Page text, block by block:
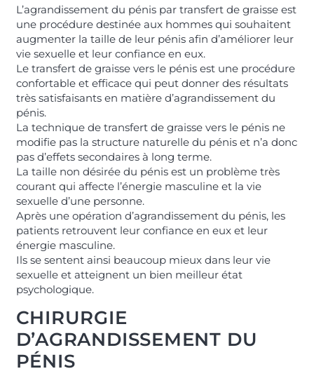
L’agrandissement du pénis par transfert de graisse est
une procédure destinée aux hommes qui souhaitent
augmenter la taille de leur pénis afin d’améliorer leur
vie sexuelle et leur confiance en eux.
Le transfert de graisse vers le pénis est une procédure
confortable et efficace qui peut donner des résultats
très satisfaisants en matière d’agrandissement du
pénis.
La technique de transfert de graisse vers le pénis ne
modifie pas la structure naturelle du pénis et n’a donc
pas d’effets secondaires à long terme.
La taille non désirée du pénis est un problème très
courant qui affecte l’énergie masculine et la vie
sexuelle d’une personne.
Après une opération d’agrandissement du pénis, les
patients retrouvent leur confiance en eux et leur
énergie masculine.
Ils se sentent ainsi beaucoup mieux dans leur vie
sexuelle et atteignent un bien meilleur état
psychologique.
CHIRURGIE
D’AGRANDISSEMENT DU
PÉNIS